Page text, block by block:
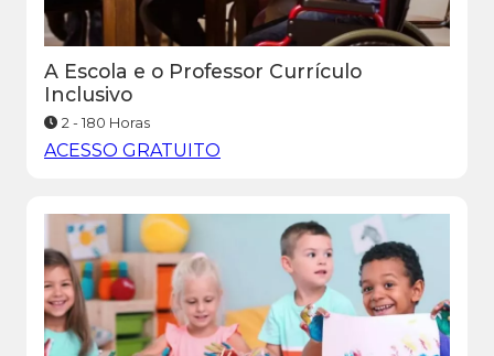
A Escola e o Professor Currículo
Inclusivo
2 - 180 Horas
ACESSO GRATUITO